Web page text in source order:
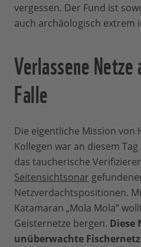
vergessen. Der Fund ist
auch archäologisch extrem
Verlassene
Falle
Die eigentliche Mission von
Kollegen war an diesem Tag
das taucherische
Seitensichtsonar
Netzverdachtspositionen.
Katamaran „Mola Mola”
Geisternetze bergen. Diese
unüberwachte